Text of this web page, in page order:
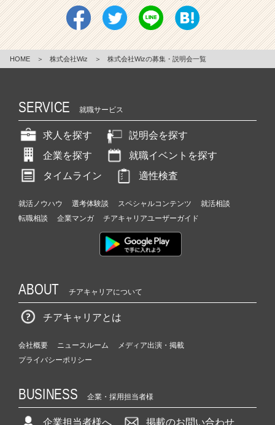
ャ
ー・
長
企
ス
カ
ウ
就
活
サ
イ
ャ
リ
（C
r
HOME ＞ 株式会社Wiz ＞ 株式会社Wizの募集・説明会一覧
SERVICE 就職サービス
求人を探す
説明会を探す
企業を探す
就職イベントを探す
タイムライン
適性検査
就活ノウハウ 選考体験談 スペシャルコンテンツ
就活相談
転職相談
企業マンガ チアキャリアユーザーガイド
ABOUT チアキャリアについて
チアキャリアとは
会社概要 ニュースルーム
メディア出演・掲載
プライバシーポリシー
BUSINESS 企業・採用担当者様
企業担当者様へ 掲載のお問い合わせ